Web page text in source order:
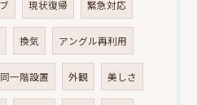
現状復帰 緊急対応
換気 アングル再利用
同一階設置 外観 美しさ